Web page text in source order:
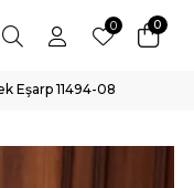
0
0
Eşarp 11494-08